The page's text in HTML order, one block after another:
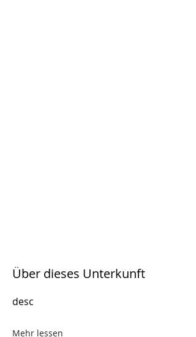
Über dieses Unterkunft
desc
Mehr lessen